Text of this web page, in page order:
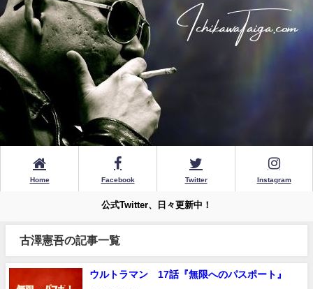
Home Facebook Twitter Instagram
公式Twitter、日々更新中！
古澤憲吾の記事一覧
ウルトラマン 17話『無限へのパスポート』